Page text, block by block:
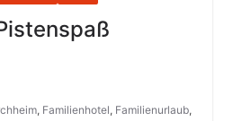
, Familienhotel, Familienurlaub,